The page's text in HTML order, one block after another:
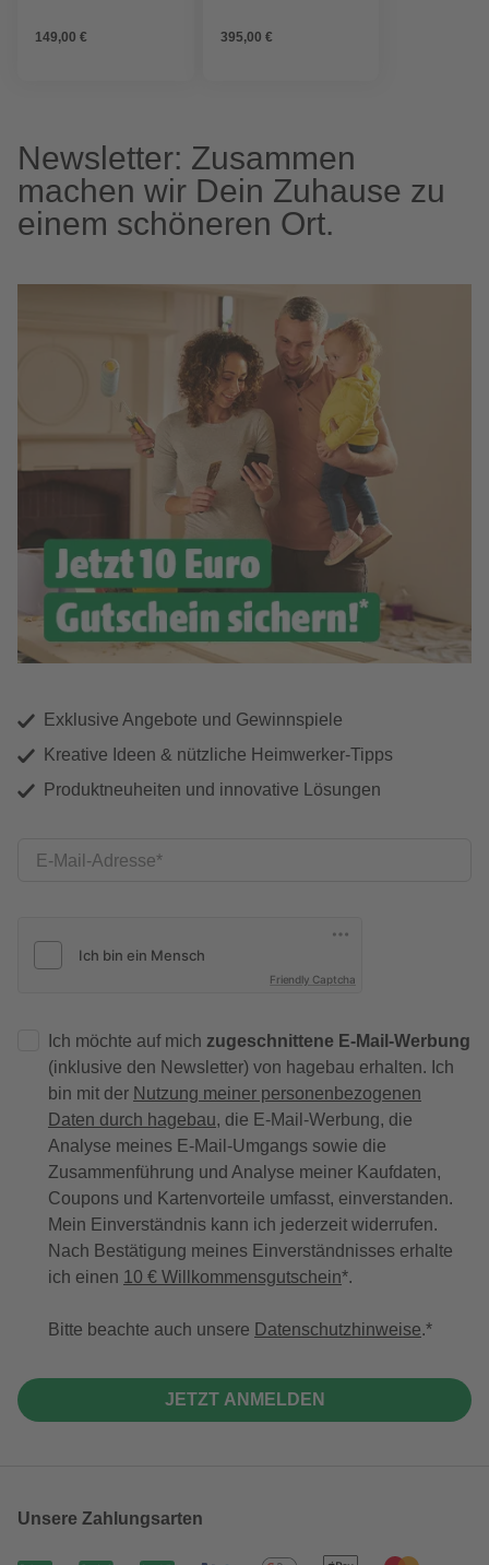
149,00 € 395,00 €
Newsletter: Zusammen
machen wir Dein Zuhause zu
einem schöneren Ort.
Exklusive Angebote und Gewinnspiele
Kreative Ideen & nützliche Heimwerker-Tipps
Produktneuheiten und innovative Lösungen
E-Mail-Adresse
Friendly Captcha
Ich möchte auf mich zugeschnittene E-Mail-Werbung
(inklusive den Newsletter) von hagebau erhalten. Ich
bin mit der Nutzung meiner personenbezogenen
Daten durch hagebau, die E-Mail-Werbung, die
Analyse meines E-Mail-Umgangs sowie die
Zusammenführung und Analyse meiner Kaufdaten,
Coupons und Kartenvorteile umfasst, einverstanden.
Mein Einverständnis kann ich jederzeit widerrufen.
Nach Bestätigung meines Einverständnisses erhalte
ich einen 10 € Willkommensgutschein*.
Bitte beachte auch unsere Datenschutzhinweise.
JETZT ANMELDEN
Unsere Zahlungsarten